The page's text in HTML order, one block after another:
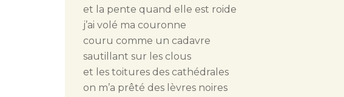
et la pente quand elle est roide
j’ai volé ma couronne
couru comme un cadavre
sautillant sur les clous
et les toitures des cathédrales
on m’a prêté des lèvres noires